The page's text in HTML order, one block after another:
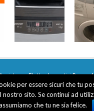
Elettrodomestici Roma -
03677950366
Posizionamento sui Motori by
per essere sicuri che tu
nostro sito. Se continui ad
che tu ne sia felice.